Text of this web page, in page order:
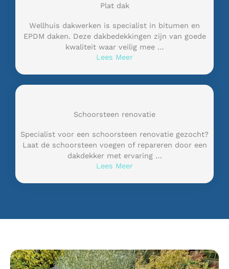
Plat dak
Wellhuis dakwerken is specialist in bitumen en
EPDM daken. Deze dakbedekkingen zijn van goede
kwaliteit waar veilig mee …
Lees Meer
Schoorsteen renovatie
Specialist voor een schoorsteen renovatie gezocht?
Laat de schoorsteen voegen of repareren door een
dakdekker met ervaring …
Lees Meer